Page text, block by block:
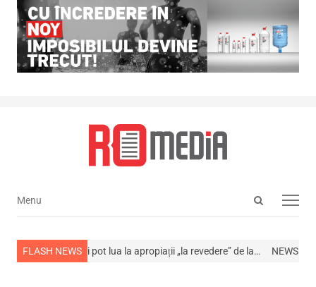
Open
Menu
Menu
FLASH NEWS
Cum își pot lua la apropiații „la revedere” de la… NEWS ALERT! A